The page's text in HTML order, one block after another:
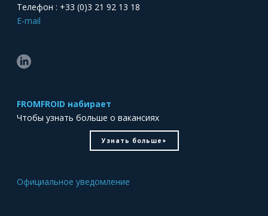
Телефон : +33 (0)3 21 92 13 18
E-mail
FROMFROID набирает
Чтобы узнать больше о вакансиях
Узнать больше+
Официальное уведомление